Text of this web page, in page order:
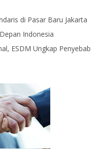
di Pasar Baru Jakarta
Indonesia
ESDM Ungkap Penyebab